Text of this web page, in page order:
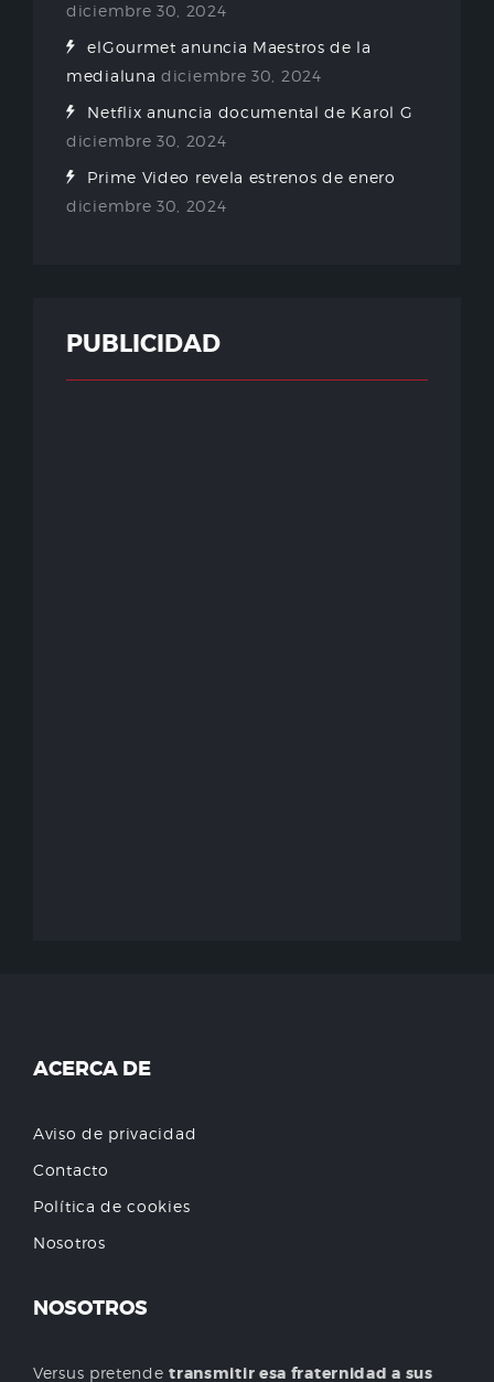
diciembre 30, 2024
elGourmet anuncia Maestros de la
medialuna diciembre 30, 2024
Netflix anuncia documental de Karol G
diciembre 30, 2024
Prime Video revela estrenos de enero
diciembre 30, 2024
PUBLICIDAD
ACERCA DE
Aviso de privacidad
Contacto
Política de cookies
Nosotros
NOSOTROS
Versus pretendetransmitir esa fraternidad a sus